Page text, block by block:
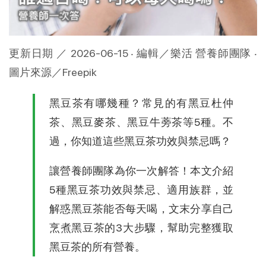
更新日期 ／ 2026-06-15 ‧ 編輯／樂活 營養師團隊 ‧
圖片來源／Freepik
黑豆茶有哪幾種？常見的有黑豆杜仲
茶、黑豆麥茶、黑豆牛蒡茶等5種。不
過，你知道這些黑豆茶功效與禁忌嗎？
讓營養師團隊為你一次解答！本文介紹
5種黑豆茶功效與禁忌、適用族群，並
解惑黑豆茶能否每天喝，文末分享自己
烹煮黑豆茶的3大步驟，幫助完整獲取
黑豆茶的所有營養。